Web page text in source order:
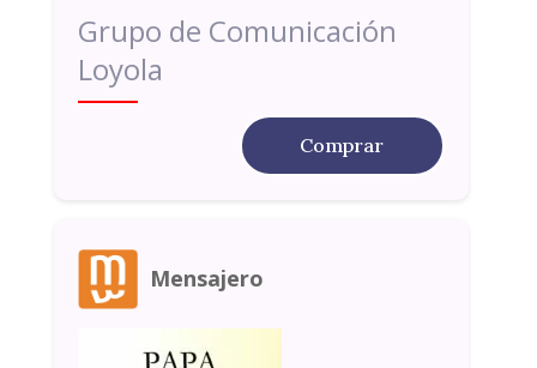
Grupo de Comunicación
Loyola
Comprar
Mensajero